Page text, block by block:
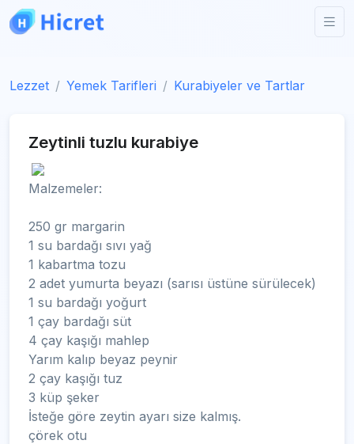
Lezzet Yemek Tarifleri Kurabiyeler ve Tartlar
Zeytinli tuzlu kurabiye
Malzemeler:
250 gr margarin
1 su bardağı sıvı yağ
1 kabartma tozu
2 adet yumurta beyazı (sarısı üstüne sürülecek)
1 su bardağı yoğurt
1 çay bardağı süt
4 çay kaşığı mahlep
Yarım kalıp beyaz peynir
2 çay kaşığı tuz
3 küp şeker
İsteğe göre zeytin ayarı size kalmış.
çörek otu